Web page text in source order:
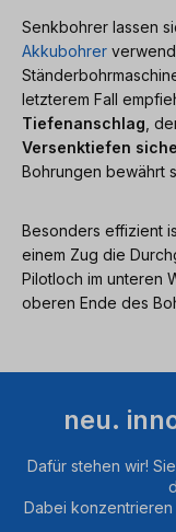
Senkbohrer lassen
Akkubohrer
letzterem Fall
Tiefenanschlag ,
Versenktiefen
Bohrungen bewährt
Besonders effizient
einem Zug die
Pilotloch im unteren
oberen Ende des
neu.
Dafür stehen wir!
Dabei konzentrieren